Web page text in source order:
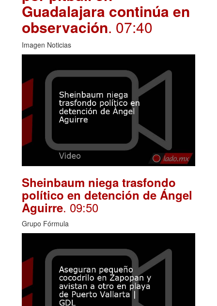
Guadalajara continúa en
observación. 07:40
Imagen Noticias
Sheinbaum niega trasfondo
político en detención de Ángel
Aguirre. 09:50
Grupo Fórmula